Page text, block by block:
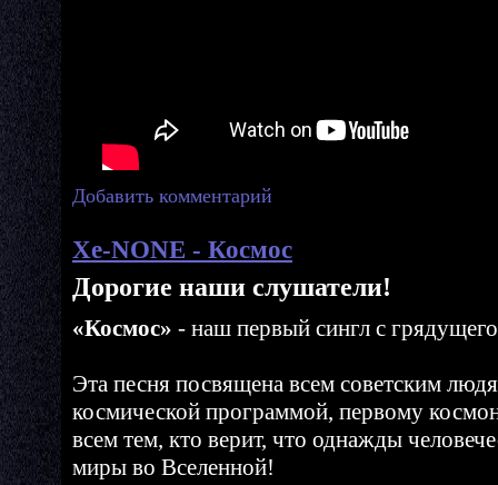
Добавить комментарий
Xe-NONE - Космос
Дорогие наши слушатели!
«Космос» - наш первый сингл с
Эта песня посвящена всем советским
космической программой, первому
всем тем, кто верит, что однажды
миры во Вселенной!